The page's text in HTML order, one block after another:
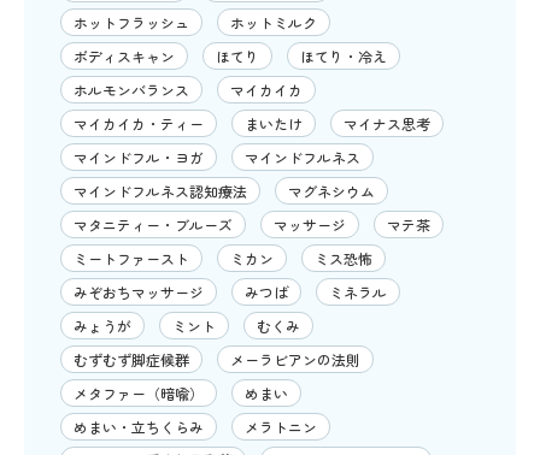
ホットフラッシュ
ホットミルク
ボディスキャン
ほてり
ほてり・冷え
ホルモンバランス
マイカイカ
マイカイカ・ティー
まいたけ
マイナス思考
マインドフル・ヨガ
マインドフルネス
マインドフルネス認知療法
マグネシウム
マタニティー・ブルーズ
マッサージ
マテ茶
ミートファースト
ミカン
ミス恐怖
みぞおちマッサージ
みつば
ミネラル
みょうが
ミント
むくみ
むずむず脚症候群
メーラビアンの法則
メタファー（暗喩）
めまい
めまい・立ちくらみ
メラトニン